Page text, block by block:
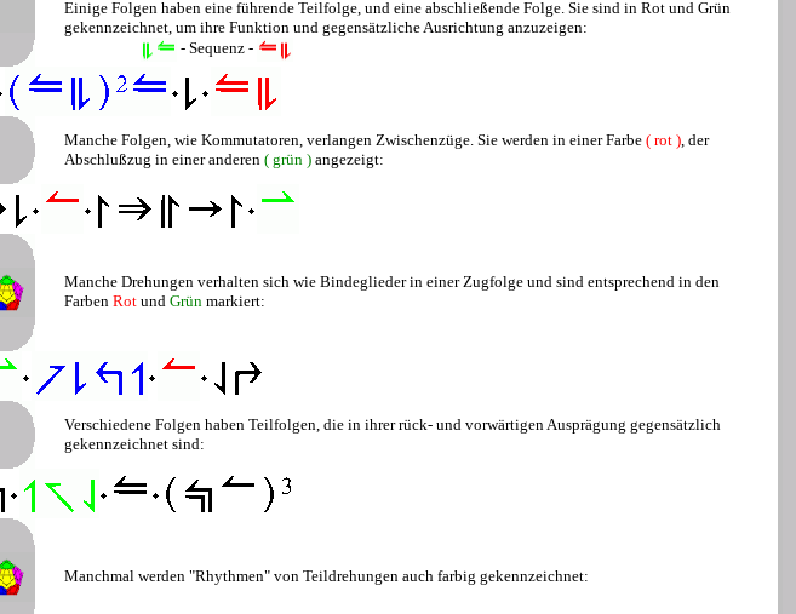
Einige Folgen haben eine führende Teilfolge, und eine abschließende Folge. Sie sind in Rot und Grün
gekennzeichnet, um ihre Funktion und gegensätzliche Ausrichtung anzuzeigen:
- Sequenz -
Manche Folgen, wie Kommutatoren, verlangen Zwischenzüge. Sie werden in einer Farbe ( rot ), der
Abschlußzug in einer anderen ( grün ) angezeigt:
Manche Drehungen verhalten sich wie Bindeglieder in einer Zugfolge und sind entsprechend in den
Farben Rot und Grün markiert:
Verschiedene Folgen haben Teilfolgen, die in ihrer rück- und vorwärtigen Ausprägung gegensätzlich
gekennzeichnet sind:
Manchmal werden "Rhythmen" von Teildrehungen auch farbig gekennzeichnet: